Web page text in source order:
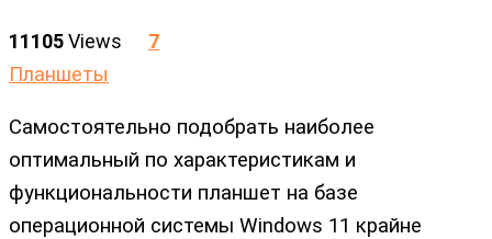
11105Views
7
Планшеты
Самостоятельно подобрать наиболее
оптимальный по характеристикам и
функциональности планшет на базе
операционной системы Windows 11 крайне